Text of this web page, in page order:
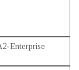
Enterprise